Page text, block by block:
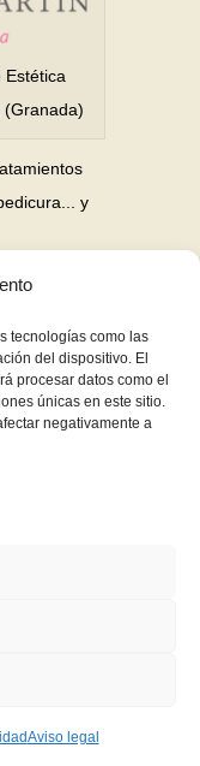
tecnologías como las
del dispositivo. El
procesar datos como el
únicas en este sitio.
negativamente a
Aviso legal
Estética
(Granada)
y
intereses